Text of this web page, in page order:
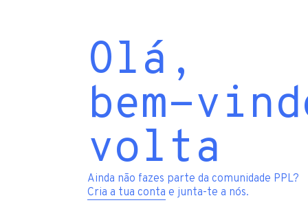
Olá,
bem-
volta
Ainda não fazes parte da comunidade PPL?
Cria a tua conta e junta-te a nós.